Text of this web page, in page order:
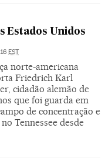
Estados Unidos
EST
norte-americana
Friedrich Karl
cidadão alemão de
que foi guarda em
de concentração e
Tennessee desde